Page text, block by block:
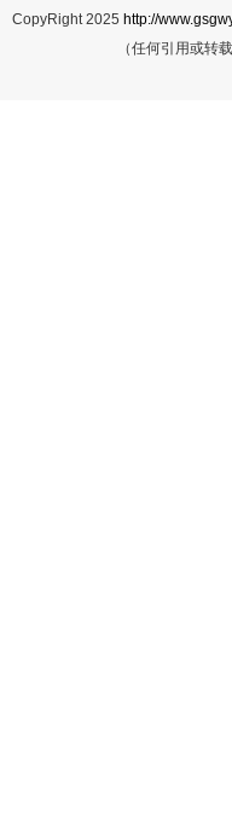
CopyRight 2025 http://
（任何引用或转